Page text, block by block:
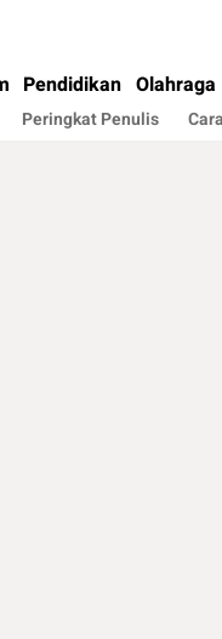
Pendidikan Olahraga
Peringkat Penulis